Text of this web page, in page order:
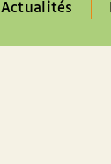
Actualités